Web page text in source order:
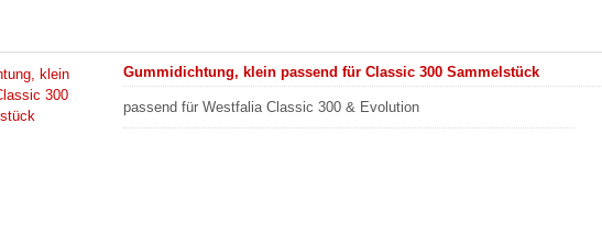
Gummidichtung, klein passend für Classic 300 Sammelstück
passend für Westfalia Classic 300 & Evolution